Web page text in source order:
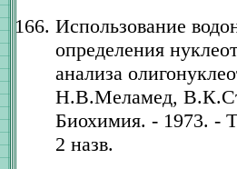
Использование
определения
анализа
Н.В.Меламед,
Биохимия. - 1973. -
2 назв.